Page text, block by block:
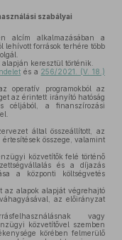
szabályai
alcím alkalmazásában a
lehívott források terhére több
keresztül történik.
és a 256/2021. (V. 18.)
operatív programokból az
az érintett irányító hatóság
céljából, a finanszírozási
által összeállított, az
összege, valamint
közvetítők felé történő
és a díjazás
a központi költségvetés
az alapok alapját végrehajtó
az előirányzat
vagy
közvetítővel szemben
körében felmerülő